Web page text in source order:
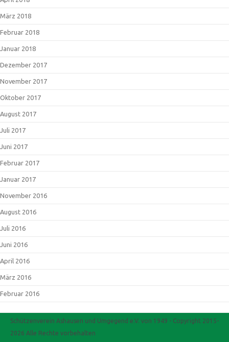
März 2018
Februar 2018
Januar 2018
Dezember 2017
November 2017
Oktober 2017
August 2017
Juli 2017
Juni 2017
Februar 2017
Januar 2017
November 2016
August 2016
Juli 2016
Juni 2016
April 2016
März 2016
Februar 2016
Schützenverein Ashausen und Umgegend e.V. von 1949 - Copyright 2015-
2026 Alle Rechte vorbehalten